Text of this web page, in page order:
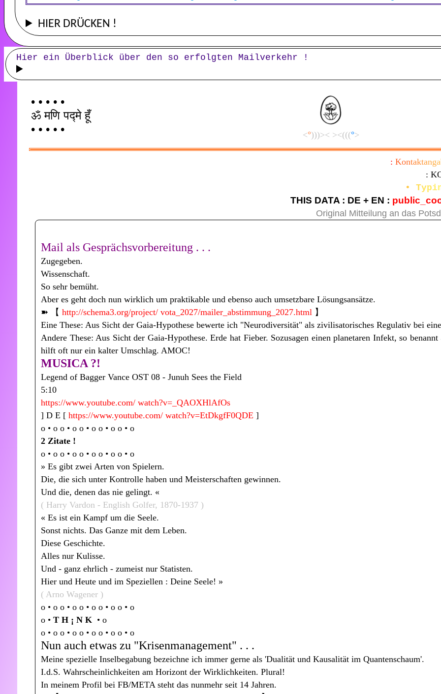
HIER DRÜCKEN !
Hier ein Überblick über den so erfolgten Mailverkehr !
• • • • •
ॐ मणि पद्मे हूँ
• • • • •
<°)))>< ><(((°>
: Kontaktanga
:
•
Typi
THIS DATA : DE + EN :
Original Mitteilung an das
Mail als Gesprächsvorbereitung . . .
Zugegeben.
Wissenschaft.
So sehr bemüht.
Aber es geht doch nun wirklich um praktikable und ebenso auch umsetzbare Lösungsansätze.
➽️ 【 http://schema3.org/project/ vota_2027/mailer_abstimmung_2027.html 】
Eine These: Aus Sicht der Gaia-Hypothese bewerte ich "Neurodiversität" als zivilisatorisches Regulativ bei
Andere These: Aus Sicht der Gaia-Hypothese. Erde hat Fieber. Sozusagen einen planetaren Infekt, so
hilft oft nur ein kalter Umschlag. AMOC!
MUSICA ?!
Legend of Bagger Vance OST 08 - Junuh Sees the Field
5:10
https://www.youtube.com/ watch?v=_QAOXHlAfOs
] D E [ https://www.youtube.com/ watch?v=EtDkgfF0QDE ]
o • o o • o o • o o • o o • o
2 Zitate !
o • o o • o o • o o • o o • o
» Es gibt zwei Arten von Spielern.
Die, die sich unter Kontrolle haben und Meisterschaften gewinnen.
Und die, denen das nie gelingt. «
( Harry Vardon - English Golfer, 1870-1937 )
« Es ist ein Kampf um die Seele.
Sonst nichts. Das Ganze mit dem Leben.
Diese Geschichte.
Alles nur Kulisse.
Und - ganz ehrlich - zumeist nur Statisten.
Hier und Heute und im Speziellen : Deine Seele! »
( Arno Wagener )
o • o o • o o • o o • o o • o
o • T H ¡ N K • o
o • o o • o o • o o • o o • o
Nun auch etwas zu "Krisenmanagement" . . .
Meine spezielle Inselbegabung bezeichne ich immer gerne als 'Dualität und Kausalität im Quantenschaum'.
I.d.S. Wahrscheinlichkeiten am Horizont der Wirklichkeiten. Plural!
In meinem Profil bei FB/META steht das nunmehr seit 14 Jahren.